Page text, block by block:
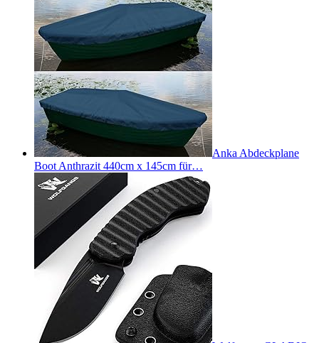
Anka Abdeckplane
Boot Anthrazit 440cm x 145cm für…